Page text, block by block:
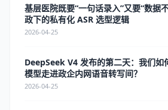
基层医院既要“一句话录入”又要“数据
政下的私有化 ASR 选型逻辑
2026-04-25
DeepSeek V4 发布的第二天：我们如
模型走进政企内网语音转写间？
2026-04-25